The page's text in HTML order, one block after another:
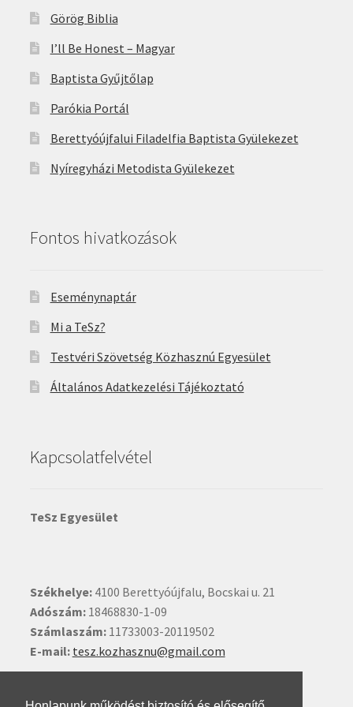
Görög Biblia
I’ll Be Honest – Magyar
Baptista Gyűjtőlap
Parókia Portál
Berettyóújfalui Filadelfia Baptista Gyülekezet
Nyíregyházi Metodista Gyülekezet
Fontos hivatkozások
Eseménynaptár
Mi a TeSz?
Testvéri Szövetség Közhasznú Egyesület
Általános Adatkezelési Tájékoztató
Kapcsolatfelvétel
TeSz Egyesület
Székhelye:4100 Berettyóújfalu, Bocskai u. 21
Adószám:18468830-1-09
Számlaszám:11733003-20119502
E-mail: tesz.kozhasznu@gmail.com